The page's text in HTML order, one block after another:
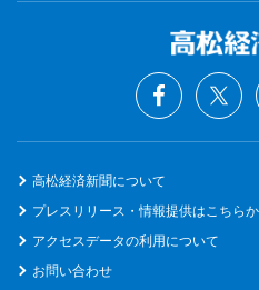
高松経済新聞について
プレスリリース・情報提供はこちら
アクセスデータの利用について
お問い合わせ